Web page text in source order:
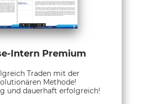
Intern Premium
Traden mit der
Methode!
und dauerhaft erfolgreich!